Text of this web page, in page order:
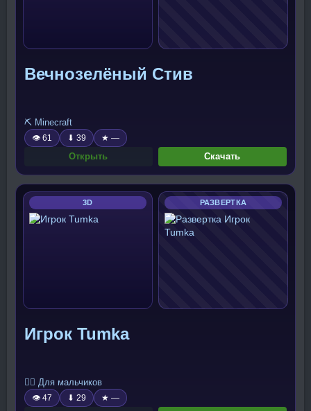
Вечнозелёный Стив
⛏️ Minecraft
👁 61 ⬇ 39 ★ —
Открыть Скачать
3D РАЗВЕРТКА
Игрок Tumka
🧍‍♂️ Для мальчиков
👁 47 ⬇ 29 ★ —